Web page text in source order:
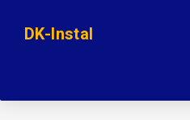
DK-Instal